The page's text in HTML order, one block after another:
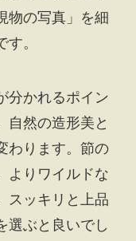
物の写真」を細
。
分かれるポイン
自然の造形美と
わります。節の
よりワイルドな
スッキリと上品
選ぶと良いでし